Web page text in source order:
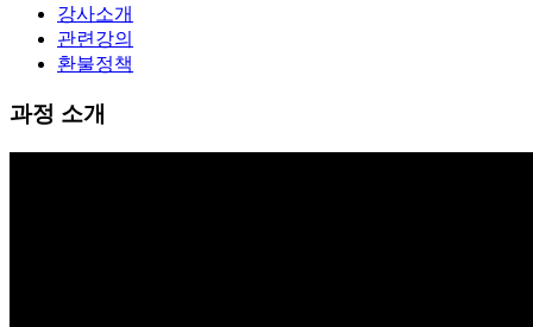
강사소개
관련강의
환불정책
과정 소개